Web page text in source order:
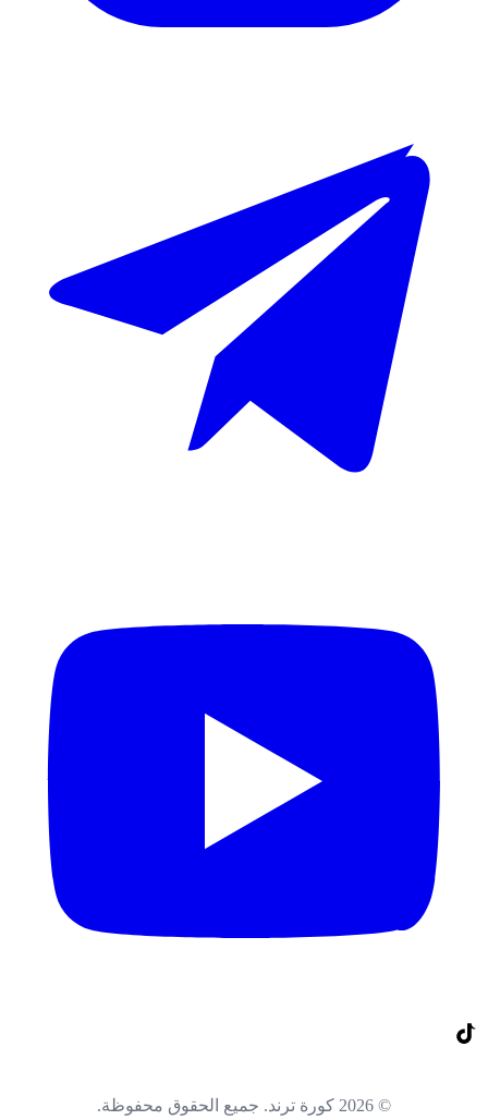
© 2026 كورة ترند. جميع الحقوق محفوظة.